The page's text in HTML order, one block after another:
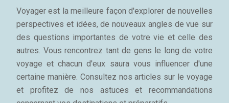
Voyager est la meilleure façon d'explorer de nouvelles
perspectives et idées, de nouveaux angles de vue sur
des questions importantes de votre vie et celle des
autres. Vous rencontrez tant de gens le long de votre
voyage et chacun d'eux saura vous influencer d'une
certaine manière. Consultez nos articles sur le voyage
et profitez de nos astuces et recommandations